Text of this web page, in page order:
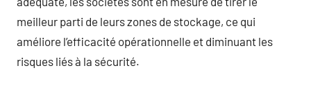
meilleur parti de leurs zones de stockage, ce qui
améliore l’efficacité opérationnelle et diminuant les
risques liés à la sécurité.